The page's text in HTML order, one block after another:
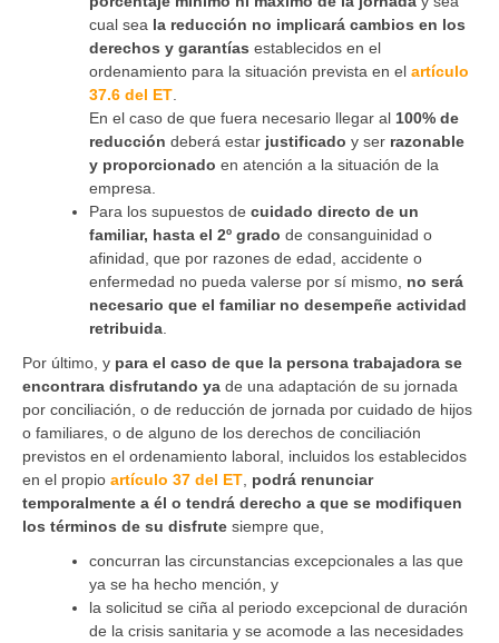
cual sea la reducción no implicará cambios en los
derechos y garantías establecidos en el
ordenamiento para la situación prevista en el artículo
37.6 del ET
En el caso de que fuera necesario llegar al 100% de
reducción deberá estar justificado y ser razonable
y proporcionado en atención a la situación de la
empresa.
Para los supuestos de cuidado directo de un
familiar, hasta el 2º grado de consanguinidad o
afinidad, que por razones de edad, accidente o
enfermedad no pueda valerse por sí mismo, no será
necesario que el familiar no desempeñe actividad
retribuida
Por último, y para el caso de que la persona trabajadora se
encontrara disfrutando ya de una adaptación de su jornada
por conciliación, o de reducción de jornada por cuidado de hijos
o familiares, o de alguno de los derechos de conciliación
previstos en el ordenamiento laboral, incluidos los establecidos
en el propio artículo 37 del ET podrá renunciar
temporalmente a él o tendrá derecho a que se modifiquen
los términos de su disfrute siempre que,
concurran las circunstancias excepcionales a las que
ya se ha hecho mención, y
la solicitud se ciña al periodo excepcional de duración
de la crisis sanitaria y se acomode a las necesidades